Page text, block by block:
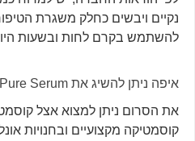
נקיים ויבשים כחלק משגרת
להשתמש בקרם לחות ובשעות
איפה ניתן להשיג את GIGI PDRN Pure Serum?
את הסרום ניתן למצוא אצל
קוסמטיקה מקצועיים ובחנויות